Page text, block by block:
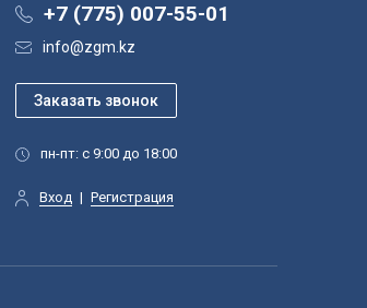
+7 (775) 007-55-01
info@zgm.kz
пн-пт: с 9:00 до 18:00
Вход | Регистрация